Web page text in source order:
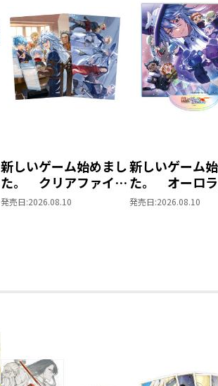
セット内容 ： 1
＆応援書店限定特典
2．コミック
限定特典
3．ランダム
書籍体裁 ： 単
発行元 ：
構成 ： 山
イラスト ：
新しいゲーム始めまし
た。 クリアファイル
セット
発売日:2026.08.10
新しいゲーム
た。 オーロ
ルスタンド
発売日:2026.08.10